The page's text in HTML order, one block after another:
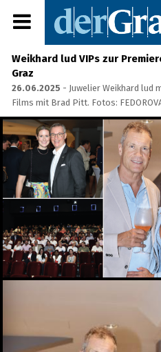
Weikhard lud VIPs zur
Graz
26.06.2025 - Juwelier Weikhard lud
Films mit Brad Pitt. Fotos:
Share Album:
ANMELDEN
IMPRESSUM
Ein Frühstück für die
Annenstraße - Das vierte
Seit 50 Jahren steht
Starkoch Johann Lafer in
der Küche